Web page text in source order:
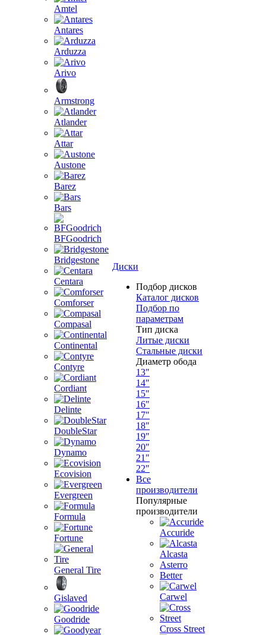
Amtel
Antares
Arduzza
Arivo
Armstrong
Atlander
Attar
Austone
Barez
Bars
BFGoodrich
Bridgestone
Centara
Comforser
Compasal
Continental
Contyre
Cordiant
Delinte
DoubleStar
Dynamo
Ecovision
Evergreen
Formula
Fortune
General Tire
Gislaved
Goodride
Диски
Подбор дисков
Каталог дисков
Подбор по
параметрам
Тип диска
Литые диски
Стальные диски
Диаметр обода
13"
14"
15"
16"
17"
18"
19"
20"
21"
22"
Все
производители
Популярные
производители
Accuride
Alcasta
Asterro
Better
Carwel
Cross Street